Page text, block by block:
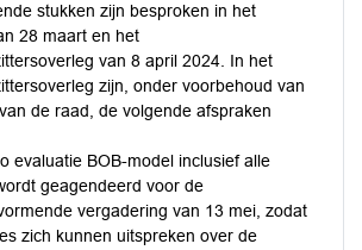
stukken zijn besproken in het
28 maart en het
van 8 april 2024. In het
zijn, onder voorbehoud van
de raad, de volgende afspraken
evaluatie BOB-model inclusief alle
geagendeerd voor de
vergadering van 13 mei, zodat
zich kunnen uitspreken over de